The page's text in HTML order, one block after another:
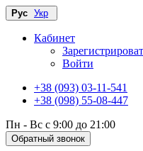
Рус Укр
Кабинет
Войти
+38 (093) 03-11-541
+38 (098) 55-08-447
Пн - Вс с 9:00 до 21:00
Обратный звонок